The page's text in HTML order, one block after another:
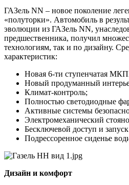
ГАЗель NN – новое поколение
«полуторки». Автомобиль в
эволюции из ГАЗель NN,
предшественника, получил
технологиям, так и по дизайну.
характеристик:
Новая 6-ти ступенчатая
Новый продуманный
Климат-контроль;
Полностью светодиодные
Активные системы
Электромеханический
Бесключевой доступ и
Подрессоренное сиденье
Дизайн и комфорт